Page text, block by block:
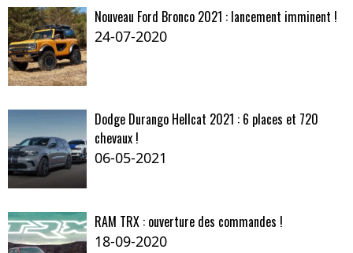
Nouveau Ford Bronco 2021 : lancement imminent !
24-07-2020
Dodge Durango Hellcat 2021 : 6 places et 720
chevaux !
06-05-2021
RAM TRX : ouverture des commandes !
18-09-2020